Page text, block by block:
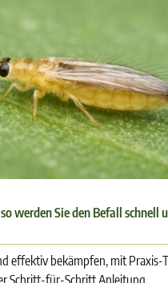
werden Sie den Befall schnell
effektiv bekämpfen, mit Praxis-
Schritt-für-Schritt Anleitung.